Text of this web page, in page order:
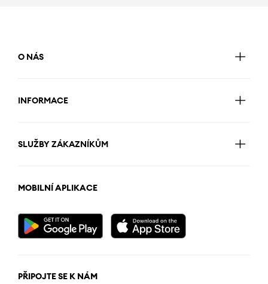
O NÁS
INFORMACE
SLUŽBY ZÁKAZNÍKŮM
MOBILNÍ APLIKACE
PŘIPOJTE SE K NÁM